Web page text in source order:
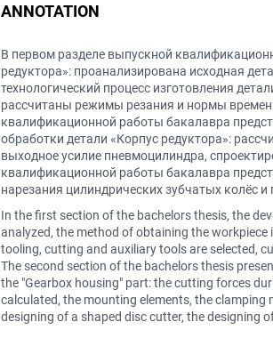
ANNOTATION
В первом разделе выпускной
редуктора»: проанализирована исходная
технологический процесс изготовления
рассчитаны режимы резания и нормы
квалификационной работы бакалавра
обработки детали «Корпус редуктора»:
выходное усилие пневмоцилиндра,
квалификационной работы бакалавра
нарезания цилиндрических зубчатых колёс
In the first section of the bachelors thesis, the
analyzed, the method of obtaining the
tooling, cutting and auxiliary tools are selected,
The second section of the bachelors thesis
the "Gearbox housing" part: the cutting forces
calculated, the mounting elements, the clamping
designing of a shaped disc cutter, the designing